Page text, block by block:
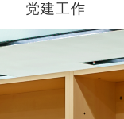
党建工作